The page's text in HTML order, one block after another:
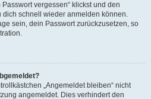
vergessen“ klickst und den
dich schnell wieder anmelden können.
sein, dein Passwort zurückzusetzen, so
„Angemeldet bleiben“ nicht
angemeldet. Dies verhindert den